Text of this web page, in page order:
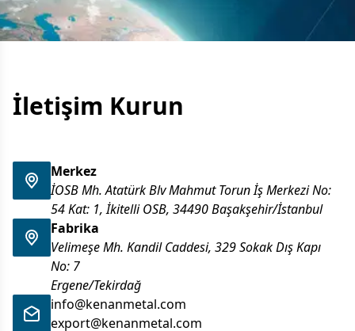
İletişim Kurun
Merkez
İOSB Mh. Atatürk Blv Mahmut Torun İş Merkezi No:
54 Kat: 1, İkitelli OSB, 34490 Başakşehir/İstanbul
Fabrika
Velimeşe Mh. Kandil Caddesi, 329 Sokak Dış Kapı
No: 7
Ergene/Tekirdağ
info@kenanmetal.com
export@kenanmetal.com